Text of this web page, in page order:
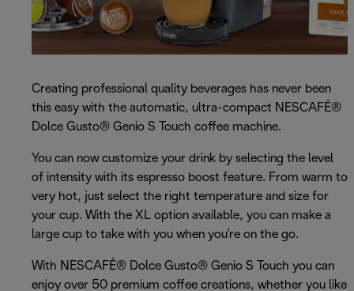
Creating professional quality beverages has never been
this easy with the automatic, ultra-compact NESCAFÉ®
Dolce Gusto® Genio S Touch coffee machine.
You can now customize your drink by selecting the level
of intensity with its espresso boost feature. From warm to
very hot, just select the right temperature and size for
your cup. With the XL option available, you can make a
large cup to take with you when you’re on the go.
With NESCAFÉ® Dolce Gusto® Genio S Touch you can
enjoy over 50 premium coffee creations, whether you like